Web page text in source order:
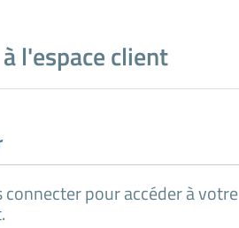
l'espace client
connecter pour accéder à votre